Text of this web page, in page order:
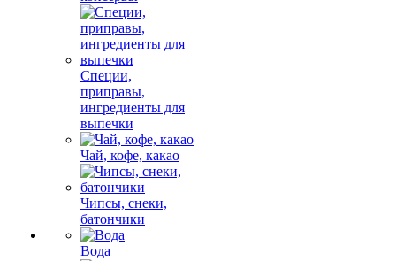
Специи,
приправы,
ингредиенты для
выпечки
Чай, кофе, какао
Чипсы, снеки,
батончики
Вода